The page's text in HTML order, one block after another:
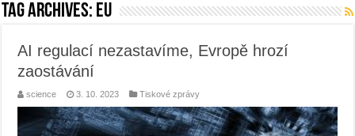
Tag Archives: eu
AI regulací nezastavíme, Evropě hrozí
zaostávání
science 3. 10. 2023 Tiskové zprávy